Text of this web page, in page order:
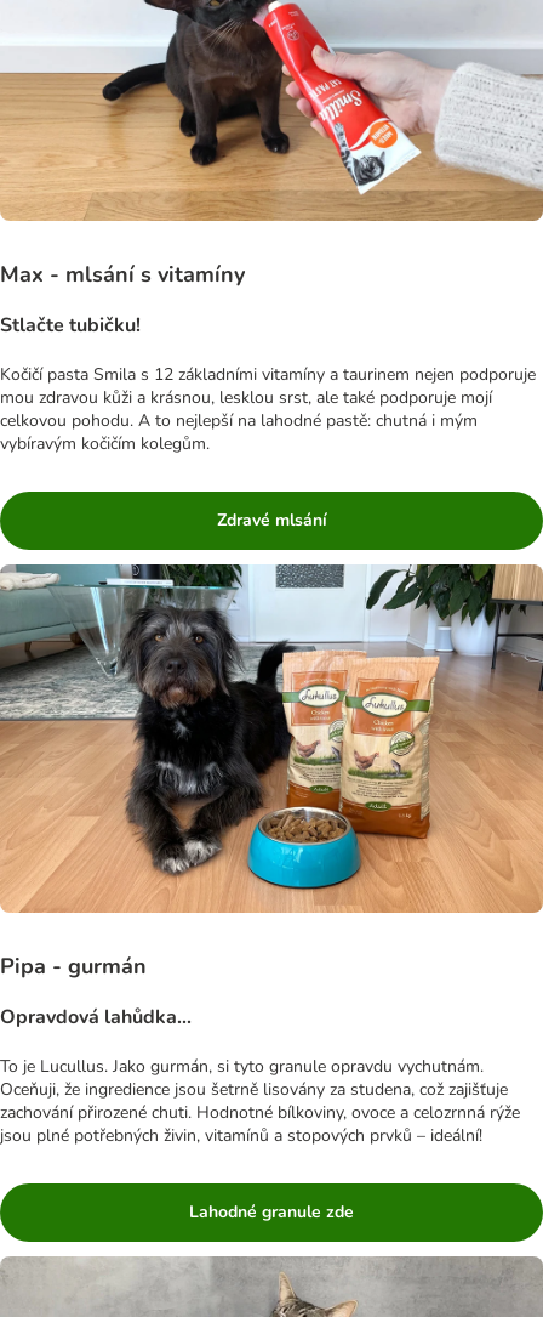
Max - mlsání s vitamíny
Stlačte tubičku!
Kočičí pasta Smila s 12 základními vitamíny a taurinem nejen podporuje
mou zdravou kůži a krásnou, lesklou srst, ale také podporuje mojí
celkovou pohodu. A to nejlepší na lahodné pastě: chutná i mým
vybíravým kočičím kolegům.
Zdravé mlsání
Pipa - gurmán
Opravdová lahůdka...
To je Lucullus. Jako gurmán, si tyto granule opravdu vychutnám.
Oceňuji, že ingredience jsou šetrně lisovány za studena, což zajišťuje
zachování přirozené chuti. Hodnotné bílkoviny, ovoce a celozrnná rýže
jsou plné potřebných živin, vitamínů a stopových prvků – ideální!
Lahodné granule zde